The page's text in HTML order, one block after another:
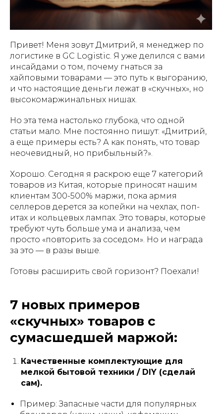
Привет! Меня зовут Дмитрий, я менеджер по
логистике в GC Logistic. Я уже делился с вами
инсайдами о том, почему гнаться за
хайповыми товарами — это путь к выгоранию,
и что настоящие деньги лежат в «скучных», но
высокомаржинальных нишах.
Но эта тема настолько глубока, что одной
статьи мало. Мне постоянно пишут: «Дмитрий,
а еще примеры есть? А как понять, что товар
неочевидный, но прибыльный?».
Хорошо. Сегодня я раскрою еще 7 категорий
товаров из Китая, которые приносят нашим
клиентам 300-500% маржи, пока армия
селлеров дерется за копейки на чехлах, поп-
итах и кольцевых лампах. Это товары, которые
требуют чуть больше ума и анализа, чем
просто «повторить за соседом». Но и награда
за это — в разы выше.
Готовы расширить свой горизонт? Поехали!
7 новых примеров
«скучных» товаров с
сумасшедшей маржой:
Качественные комплектующие для
мелкой бытовой техники / DIY (сделай
сам).
Пример: Запасные части для популярных